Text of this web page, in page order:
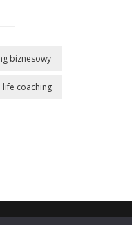
biznesowy
life coaching